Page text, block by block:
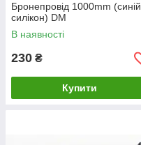
Бронепровід 1000mm (синій,
силікон) DM
В наявності
230 ₴
Купити